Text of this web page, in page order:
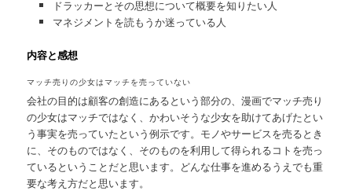
ドラッカーとその思想について概要を知りたい人
マネジメントを読もうか迷っている人
内容と感想
マッチ売りの少女はマッチを売っていない
会社の目的は顧客の創造にあるという部分の、漫画でマッチ売り
の少女はマッチではなく、かわいそうな少女を助けてあげたとい
う事実を売っていたという例示です。モノやサービスを売るとき
に、そのものではなく、そのものを利用して得られるコトを売っ
ているということだと思います。どんな仕事を進めるうえでも重
要な考え方だと思います。